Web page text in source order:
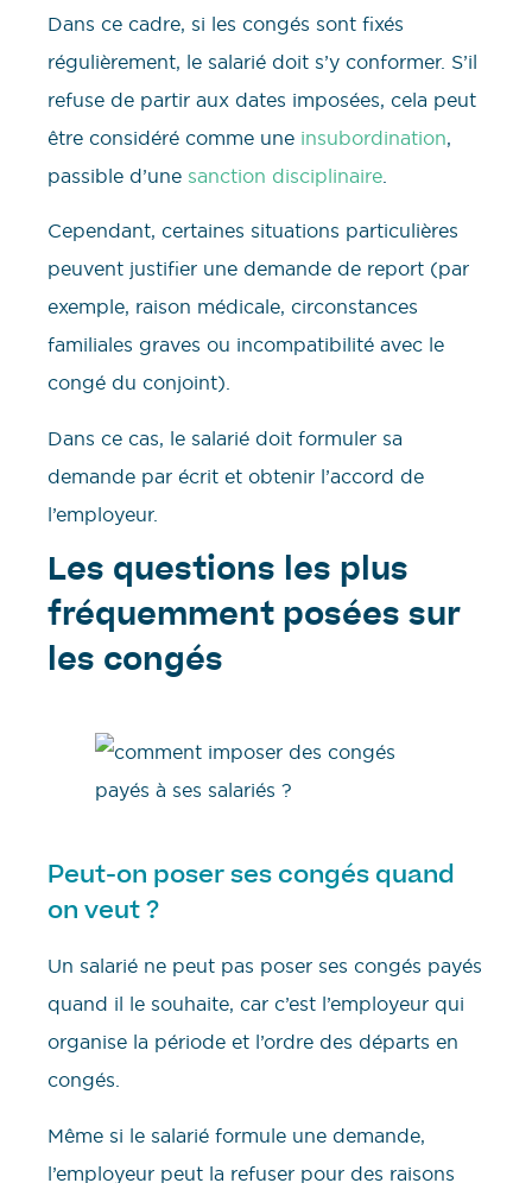
Dans ce cadre, si les congés sont fixés
régulièrement, le salarié doit s’y conformer. S’il
refuse de partir aux dates imposées, cela peut
être considéré comme une insubordination,
passible d’une sanction disciplinaire.
Cependant, certaines situations particulières
peuvent justifier une demande de report (par
exemple, raison médicale, circonstances
familiales graves ou incompatibilité avec le
congé du conjoint).
Dans ce cas, le salarié doit formuler sa
demande par écrit et obtenir l’accord de
l’employeur.
Les questions les plus
fréquemment posées sur
les congés
Peut-on poser ses congés quand
on veut ?
Un salarié ne peut pas poser ses congés payés
quand il le souhaite, car c’est l’employeur qui
organise la période et l’ordre des départs en
congés.
Même si le salarié formule une demande,
l’employeur peut la refuser pour des raisons